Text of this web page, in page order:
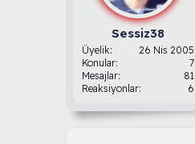
Sessiz38
Üyelik
26 Nis 2005
Konular
7
Mesajlar
81
Reaksiyonlar
6